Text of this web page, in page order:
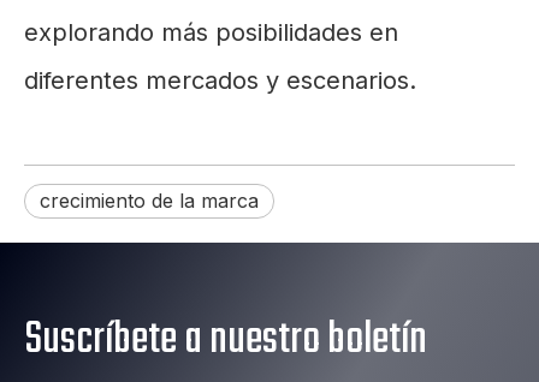
explorando más posibilidades en
diferentes mercados y escenarios.
crecimiento de la marca
Suscríbete a nuestro boletín